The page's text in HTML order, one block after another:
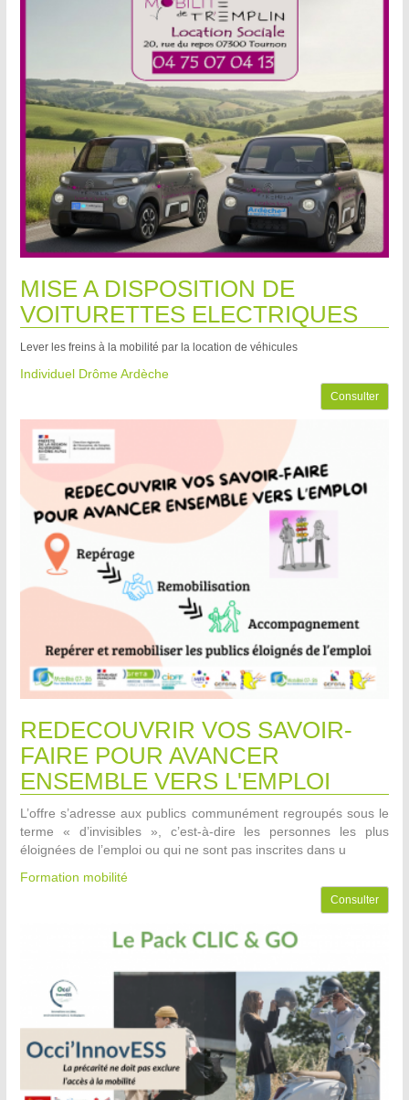
MISE A DISPOSITION DE
VOITURETTES ELECTRIQUES
Lever les freins à la mobilité par la location de véhicules
Individuel Drôme Ardèche
Consulter
REDECOUVRIR VOS SAVOIR-
FAIRE POUR AVANCER
ENSEMBLE VERS L'EMPLOI
L’offre s’adresse aux publics communément regroupés sous le
terme « d’invisibles », c’est-à-dire les personnes les plus
éloignées de l’emploi ou qui ne sont pas inscrites dans u
Formation mobilité
Consulter